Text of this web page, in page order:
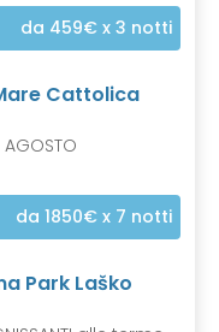
da 459€ x 3 notti
Cattolica
AGOSTO
da 1850€ x 7 notti
Park Laško